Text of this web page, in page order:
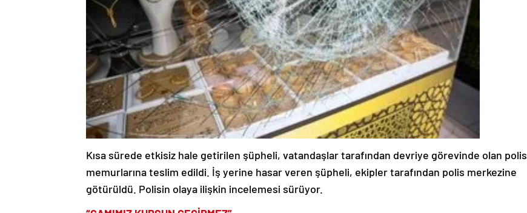
Kısa sürede etkisiz hale getirilen şüpheli, vatandaşlar tarafından devriye görevinde olan polis
memurlarına teslim edildi. İş yerine hasar veren şüpheli, ekipler tarafından polis merkezine
götürüldü. Polisin olaya ilişkin incelemesi sürüyor.